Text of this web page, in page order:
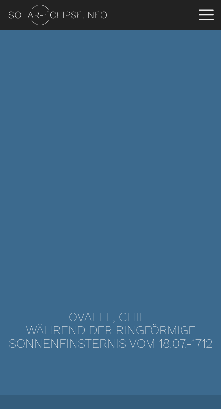
OVALLE, CHILE
WÄHREND DER RINGFÖRMIGE
SONNENFINSTERNIS VOM 18.07.-1712